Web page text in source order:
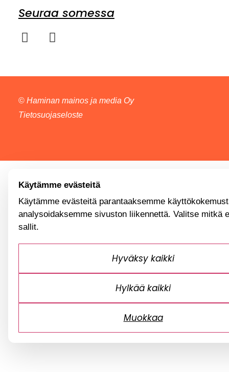
Seuraa somessa
© Haminan mainos ja media Oy
Tietosuojaseloste
Käytämme evästeitä
Käytämme evästeitä parantaaksemme
analysoidaksemme sivuston liikennettä. Valitse mitkä
sallit.
Hyväksy kaikki
Hylkää kaikki
Muokkaa